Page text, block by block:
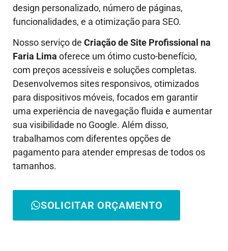
design personalizado, número de páginas,
funcionalidades, e a otimização para SEO.
Nosso serviço de Criação de Site Profissional na
Faria Lima oferece um ótimo custo-benefício,
com preços acessíveis e soluções completas.
Desenvolvemos sites responsivos, otimizados
para dispositivos móveis, focados em garantir
uma experiência de navegação fluida e aumentar
sua visibilidade no Google. Além disso,
trabalhamos com diferentes opções de
pagamento para atender empresas de todos os
tamanhos.
SOLICITAR ORÇAMENTO